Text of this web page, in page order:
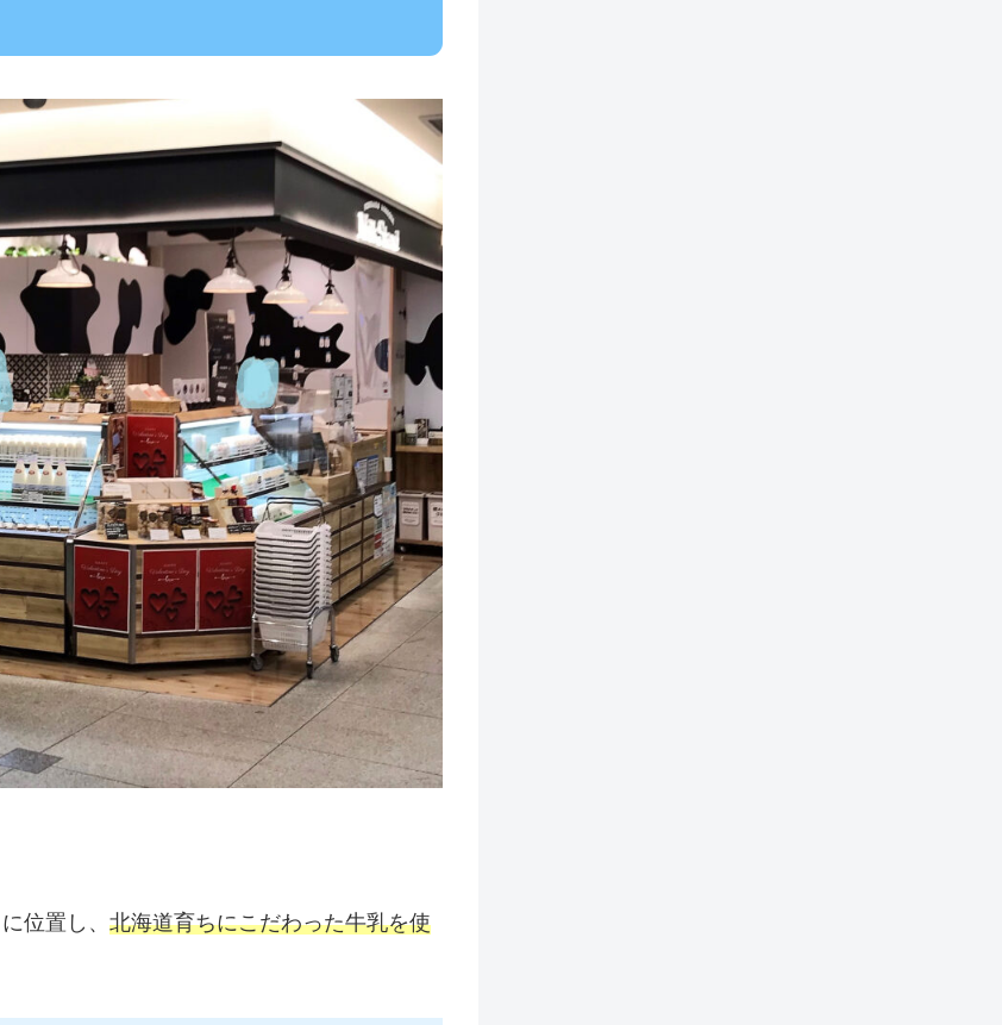
位置し、 北海道育ちにこだわった牛乳を使